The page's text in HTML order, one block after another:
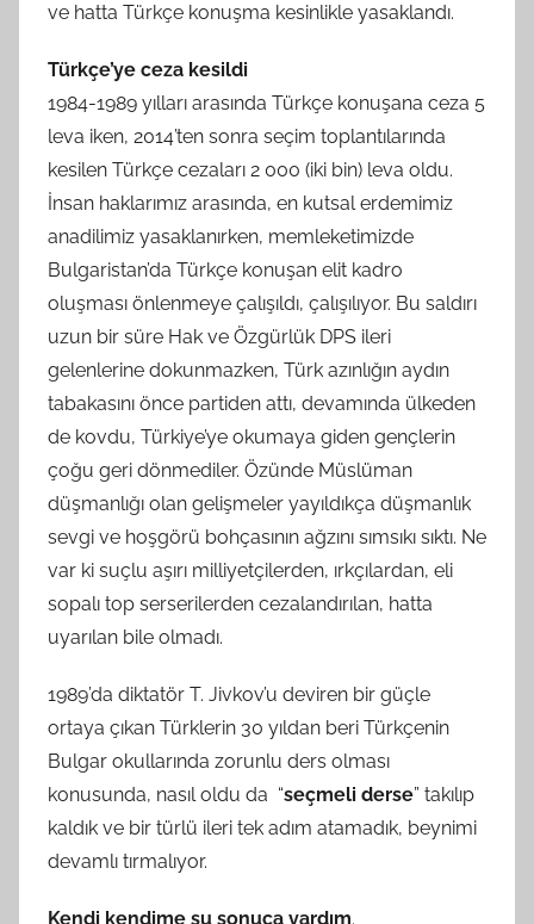
ve hatta Türkçe konuşma kesinlikle yasaklandı.
Türkçe’ye ceza kesildi
1984-1989 yılları arasında Türkçe konuşana ceza 5
leva iken, 2014’ten sonra seçim toplantılarında
kesilen Türkçe cezaları 2 000 (iki bin) leva oldu.
İnsan haklarımız arasında, en kutsal erdemimiz
anadilimiz yasaklanırken, memleketimizde
Bulgaristan’da Türkçe konuşan elit kadro
oluşması önlenmeye çalışıldı, çalışılıyor. Bu saldırı
uzun bir süre Hak ve Özgürlük DPS ileri
gelenlerine dokunmazken, Türk azınlığın aydın
tabakasını önce partiden attı, devamında ülkeden
de kovdu, Türkiye’ye okumaya giden gençlerin
çoğu geri dönmediler. Özünde Müslüman
düşmanlığı olan gelişmeler yayıldıkça düşmanlık
sevgi ve hoşgörü bohçasının ağzını sımsıkı sıktı. Ne
var ki suçlu aşırı milliyetçilerden, ırkçılardan, eli
sopalı top serserilerden cezalandırılan, hatta
uyarılan bile olmadı.
1989’da diktatör T. Jivkov’u deviren bir güçle
ortaya çıkan Türklerin 30 yıldan beri Türkçenin
Bulgar okullarında zorunlu ders olması
konusunda, nasıl oldu da “seçmeli derse” takılıp
kaldık ve bir türlü ileri tek adım atamadık, beynimi
devamlı tırmalıyor.
Kendi kendime şu sonuca vardım.